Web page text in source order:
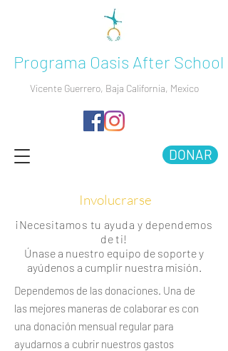
Programa Oasis After School
DONAR
Vicente Guerrero, Baja California, Mexico
Involucrarse
¡Necesitamos tu ayuda y dependemos
de ti!
Únase a nuestro equipo de soporte y
ayúdenos a cumplir nuestra misión.
Dependemos de las donaciones. Una de
las mejores maneras de colaborar es con
una donación mensual regular para
ayudarnos a cubrir nuestros gastos